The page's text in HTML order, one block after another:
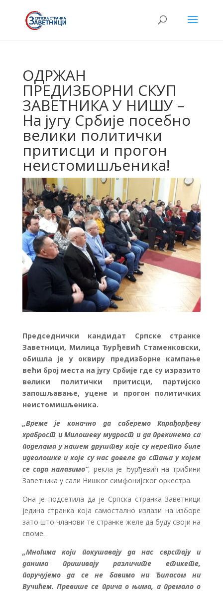
ОДРЖАН
ПРЕДИЗБОРНИ СКУП
ЗАВЕТНИКА У НИШУ –
На југу Србије посебно
велики политички
притисци и прогон
неистомишљеника!
Председнички кандидат Српске странке
Заветници, Милица Ђурђевић Стаменковски,
обишла је у оквиру предизборне кампање
већи број места на југу Србије где су изразито
велики политички притисци, партијско
запошљавање, уцене и прогон политичких
неистомишљеника.
„Време је коначно да саберемо Карађорђеву
храброст и Милошеву мудрост и да прекинемо са
поделама у нашем друштву које су неретко биле
идеолошке и које су нас довеле до стања у којем
се сада налазимо“, рекла је Ђурђевић на трибини
Заветника у сали Нишког симфонијског оркестра.
Она је подсетила да је Српска странка Заветници
једина странка која самостално излази на изборе
зато што чланови те странке желе да буду своји на
своме.
„Многима који покушавају да нас сврстају и
данима пришивају различите етикете,
поручујемо да се не бавимо ни Ђиласом ни
Вучићем. Превише се прича о њима, а премало о